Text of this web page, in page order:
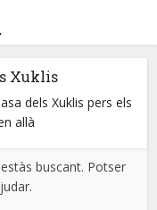
Xuklis
dels Xuklis pers els
allà
buscant. Potser